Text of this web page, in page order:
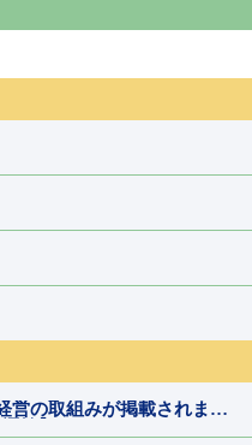
営の取組みが掲載されまし